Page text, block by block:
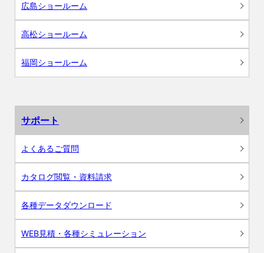
広島ショールーム
高松ショールーム
福岡ショールーム
サポート
よくあるご質問
カタログ閲覧・資料請求
各種データダウンロード
WEB見積・各種シミュレーション